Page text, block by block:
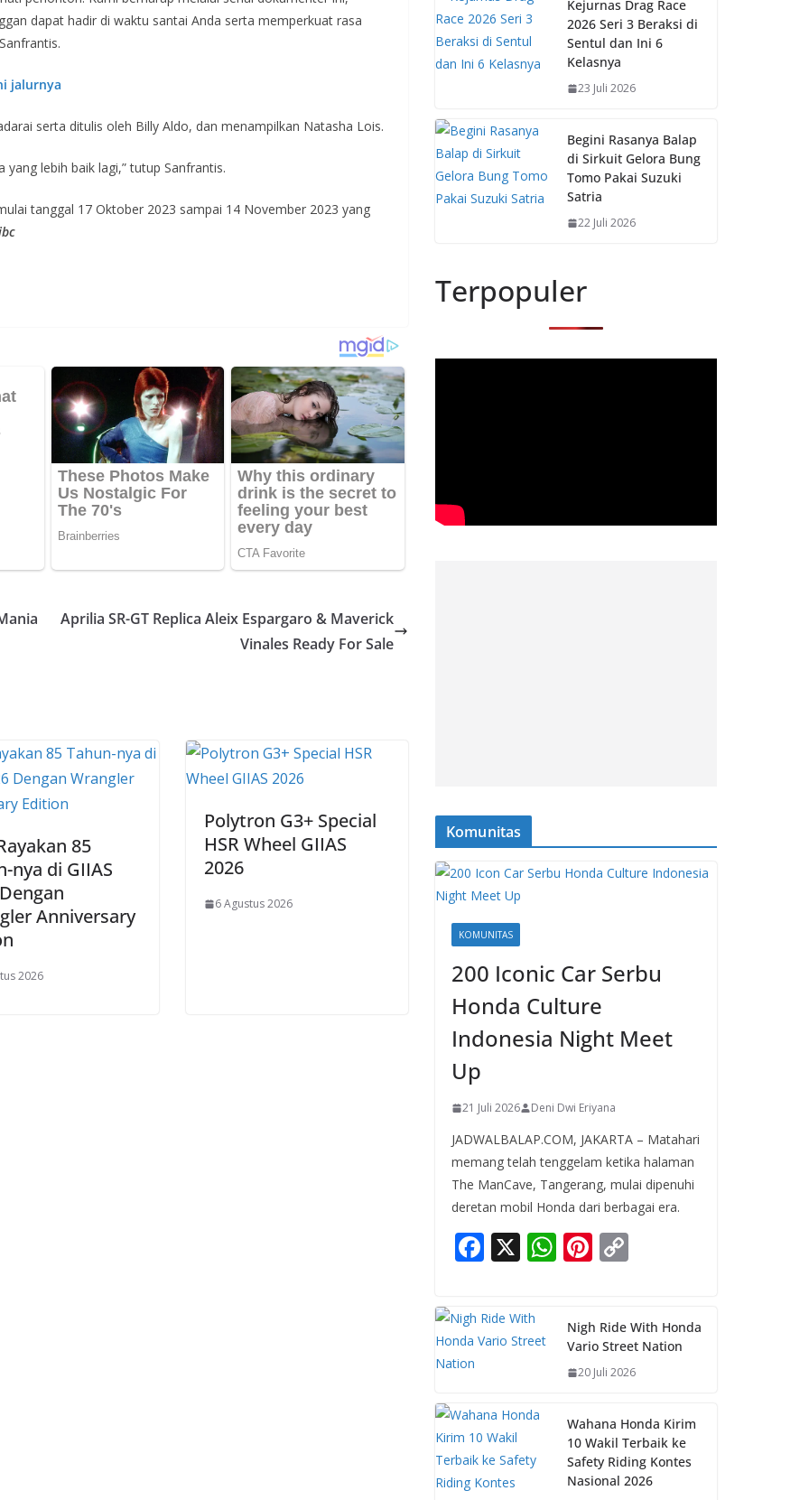
dapat hadir di waktu santai Anda serta memperkuat rasa
jalurnya
serta ditulis oleh Billy Aldo, dan menampilkan Natasha Lois.
lebih baik lagi,” tutup Sanfrantis.
tanggal 17 Oktober 2023 sampai 14 November 2023 yang
Aprilia SR-GT Replica Aleix Espargaro & Maverick
Vinales Ready For Sale
85
nya di GIIAS
Anniversary
2026
Polytron G3+ Special
HSR Wheel GIIAS
2026
6 Agustus 2026
Kejurnas Drag Race
2026 Seri 3 Beraksi di
Sentul dan Ini 6
Kelasnya
23 Juli 2026
Begini Rasanya Balap
di Sirkuit Gelora Bung
Tomo Pakai Suzuki
Satria
22 Juli 2026
Terpopuler
Komunitas
KOMUNITAS
200 Iconic Car Serbu
Honda Culture
Indonesia Night Meet
Up
21 Juli 2026 Deni Dwi Eriyana
JADWALBALAP.COM, JAKARTA – Matahari
memang telah tenggelam ketika halaman
The ManCave, Tangerang, mulai dipenuhi
deretan mobil Honda dari berbagai era.
F
e
b
k
X W
s
A
p
Pi
e
st
y
Li
k
Nigh Ride With Honda
Vario Street Nation
20 Juli 2026
Wahana Honda Kirim
10 Wakil Terbaik ke
Safety Riding Kontes
Nasional 2026